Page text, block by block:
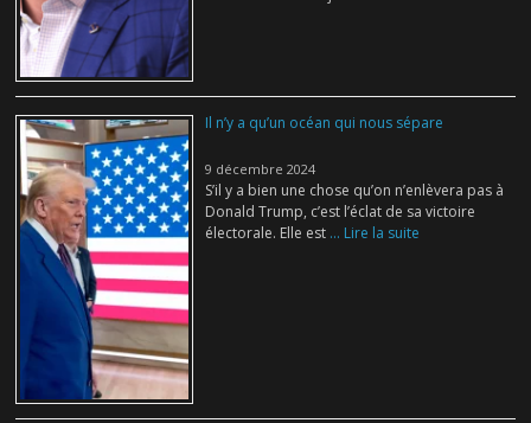
Il n’y a qu’un océan qui nous sépare
9 décembre 2024
S’il y a bien une chose qu’on n’enlèvera pas à
Donald Trump, c’est l’éclat de sa victoire
électorale. Elle est ... Lire la suite